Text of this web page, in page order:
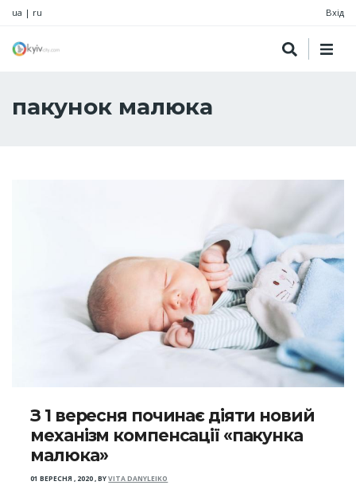
ua | ru Вхід
пакунок малюка
З 1 вересня починає діяти новий
механізм компенсації «пакунка
малюка»
01 ВЕРЕСНЯ , 2020,BYVITA DANYLEIKO